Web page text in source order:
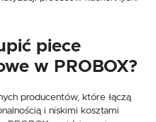
piece
w PROBOX?
producentów, które łączą
i niskimi kosztami